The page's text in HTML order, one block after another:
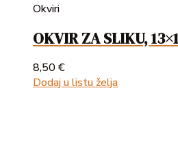
Okviri
OKVIR ZA SLIKU,
8,50€
Dodaj u listu želja